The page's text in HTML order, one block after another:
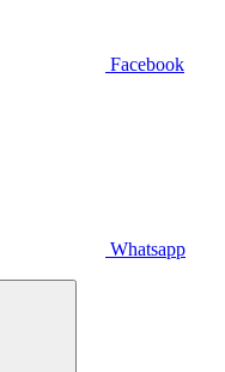
Facebook
Whatsapp